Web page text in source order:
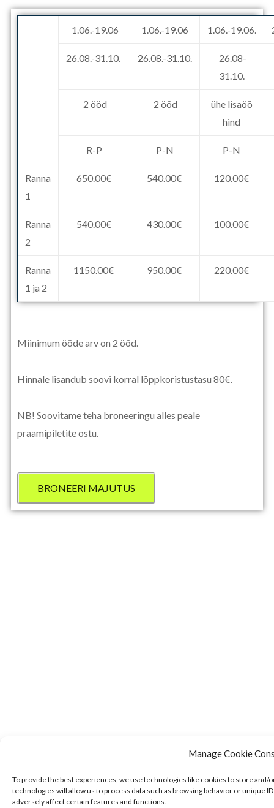
Manage Cookie
To provide the best experiences, we use technologies like cookies to store
technologies will allow us to process data such as browsing behavior or unique
adversely affect certain features and functions.
1.06.-19.06 1.06.-19.06 1.06.-19.06.
26.08.-31.10. 26.08.-31.10.
26.08-
31.10.
2 ööd 2 ööd
ühe lisaöö
hind
R-P P-N P-N
Ranna
1
650.00€ 540.00€ 120.00€
Ranna
2
540.00€ 430.00€ 100.00€
Ranna
1 ja 2
1150.00€ 950.00€ 220.00€
Miinimum ööde arv on 2 ööd.
Hinnale lisandub soovi korral lõppkoristustasu 80€.
NB! Soovitame teha broneeringu alles peale
praamipiletite ostu.
BRONEERI MAJUTUS